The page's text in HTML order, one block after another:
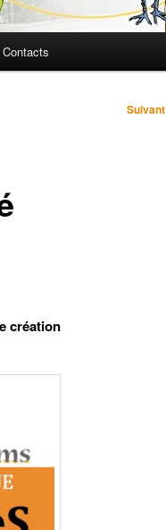
Contacts
Suivant
création